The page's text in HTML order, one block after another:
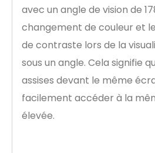
avec un angle de vision de
changement de couleur et
de contraste lors de la
sous un angle. Cela signifie
assises devant le même
facilement accéder à la
élevée.